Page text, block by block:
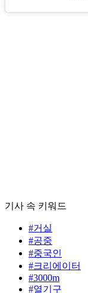
기사 속 키워드
#거실
#공중
#중국인
#크리에이터
#3000m
#열기구